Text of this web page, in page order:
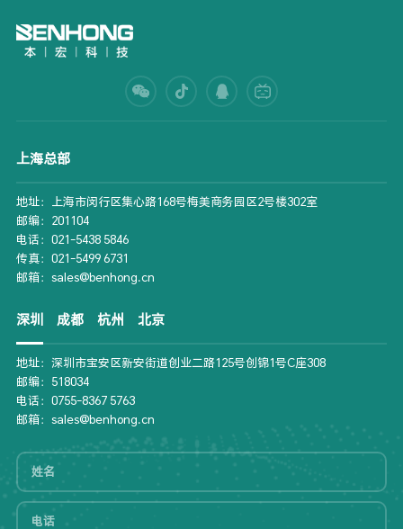
上海总部
地址：上海市闵行区集心路168号梅美商务园区2号楼302室
邮编：201104
电话：021-5438 5846
传真：021-5499 6731
邮箱：sales@benhong.cn
深圳 成都 杭州 北京
地址：深圳市宝安区新安街道创业二路125号创锦1号C座308
邮编：518034
电话：0755-8367 5763
邮箱：sales@benhong.cn